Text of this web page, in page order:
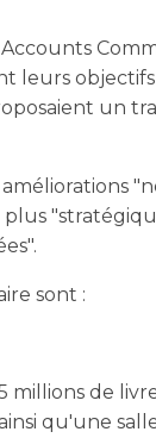
leurs
un
sont :
millions de
qu'une